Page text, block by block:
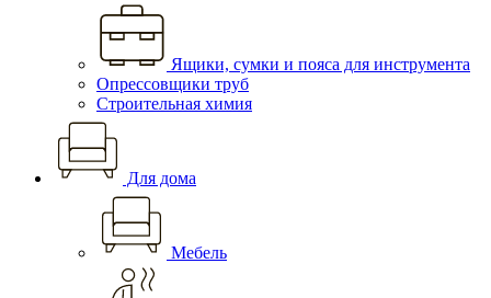
Ящики, сумки и пояса для инструмента
Опрессовщики труб
Строительная химия
Для дома
Мебель